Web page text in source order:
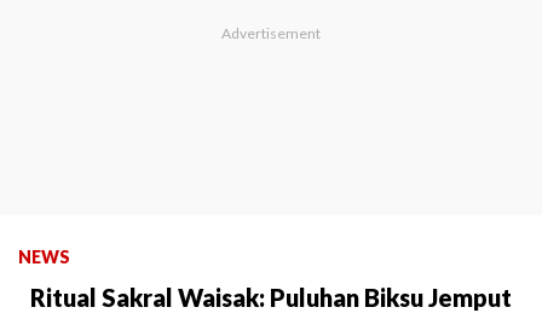
NEWS
Ritual Sakral Waisak: Puluhan Biksu Jemput